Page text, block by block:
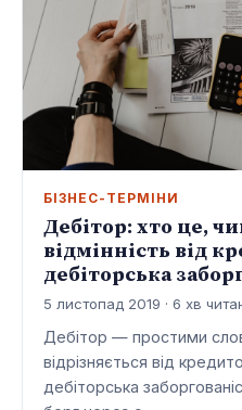
БІЗНЕС-ТЕРМІНИ
Дебітор: хто це,
відмінність від
дебіторська
5 листопад 2019 · 6 хв
Дебітор — простими
відрізняється від
дебіторська